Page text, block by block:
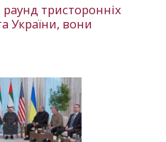
тристоронніх
України, вони